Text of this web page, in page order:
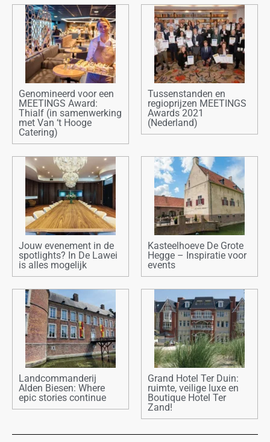
Genomineerd voor een
MEETINGS Award:
Thialf (in samenwerking
met Van ‘t Hooge
Catering)
Tussenstanden en
regioprijzen MEETINGS
Awards 2021
(Nederland)
Jouw evenement in de
spotlights? In De Lawei
is alles mogelijk
Kasteelhoeve De Grote
Hegge – Inspiratie voor
events
Landcommanderij
Alden Biesen: Where
epic stories continue
Grand Hotel Ter Duin:
ruimte, veilige luxe en
Boutique Hotel Ter
Zand!